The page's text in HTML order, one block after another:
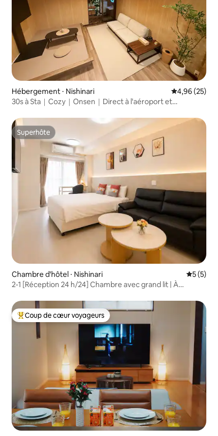
Hébergement ⋅ Nishinari Évaluation
4,96 (25)
30s à Sta｜Cozy｜Onsen｜Direct à l'aéroport et
Superhôte
Superhôte
Chambre d'hôtel ⋅ Nishinari
5 (5)
2-1 [Réception 24 h/24] Chambre avec grand lit | À
entier | Accès direct à Namba et à l’aéroport du
Kansai | Convient pour 2 personnes | Consigne à bagages
disponible
Coups de cœur voyageurs les plus appréciés
Coup de cœur voyageurs